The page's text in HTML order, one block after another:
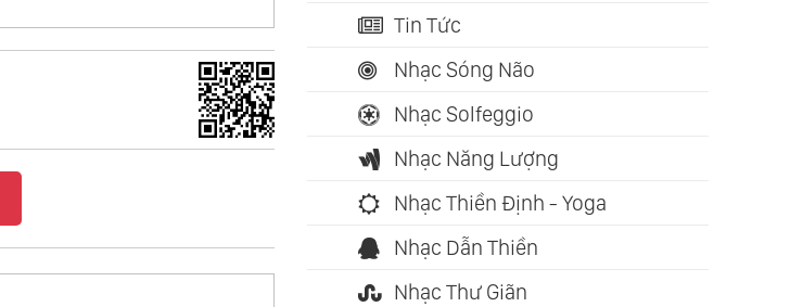
Tin Tức
Nhạc Sóng Não
Nhạc Solfeggio
Nhạc Năng Lượng
Nhạc Thiền Định - Yoga
Nhạc Dẫn Thiền
Nhạc Thư Giãn